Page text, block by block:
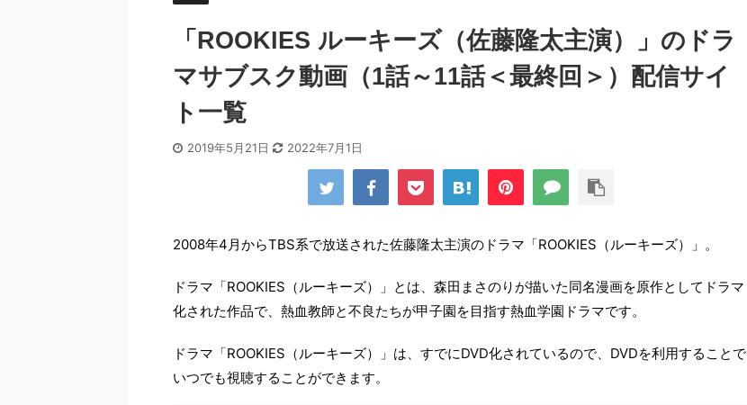
「ROOKIES ルーキーズ（佐藤隆太主演）」のドラ
マサブスク動画（1話～11話＜最終回＞）配信サイ
ト一覧
2019年5月21日 2022年7月1日
2008年4月からTBS系で放送された佐藤隆太主演のドラマ「ROOKIES（ルーキーズ）」。
ドラマ「ROOKIES（ルーキーズ）」とは、森田まさのりが描いた同名漫画を原作としてドラマ
化された作品で、熱血教師と不良たちが甲子園を目指す熱血学園ドラマです。
ドラマ「ROOKIES（ルーキーズ）」は、すでにDVD化されているので、DVDを利用することで
いつでも視聴することができます。